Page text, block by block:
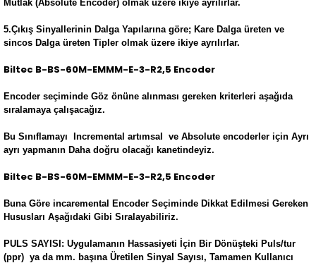
Mutlak (Absolute Encoder) olmak üzere ikiye ayrılırlar.
5.Çıkış Sinyallerinin Dalga Yapılarına göre; Kare Dalga üreten ve
sincos Dalga üreten Tipler olmak üzere ikiye ayrılırlar.
Biltec B-BS-60M-EMMM-E-3-R2,5 Encoder
Encoder seçiminde Göz önüne alınması gereken kriterleri aşağıda
sıralamaya çalışacağız.
Bu Sınıflamayı Incremental artımsal ve Absolute encoderler için Ayrı
ayrı yapmanın Daha doğru olacağı kanetindeyiz.
Biltec B-BS-60M-EMMM-E-3-R2,5 Encoder
Buna Göre incaremental Encoder Seçiminde Dikkat Edilmesi Gereken
Hususları Aşağıdaki Gibi Sıralayabiliriz.
PULS SAYISI: Uygulamanın Hassasiyeti İçin Bir Dönüşteki Puls/tur
(ppr) ya da mm. başına Üretilen Sinyal Sayısı, Tamamen Kullanıcı